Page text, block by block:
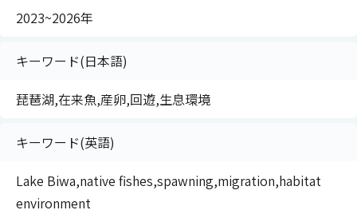
2023~2026年
キーワード(日本語)
琵琶湖,在来魚,産卵,回遊,生息環境
キーワード(英語)
Lake Biwa,native fishes,spawning,migration,habitat
environment